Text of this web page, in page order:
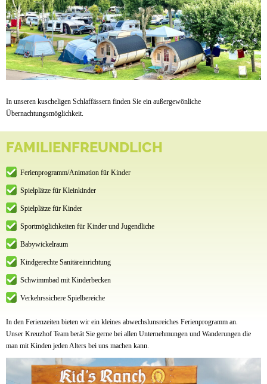
In unseren kuscheligen Schlaffässern finden Sie ein außergewönliche
Übernachtungsmöglichkeit.
FAMILIENFREUNDLICH
Ferienprogramm/Animation für Kinder
Spielplätze für Kleinkinder
Spielplätze für Kinder
Sportmöglichkeiten für Kinder und Jugendliche
Babywickelraum
Kindgerechte Sanitäreinrichtung
Schwimmbad mit Kinderbecken
Verkehrssichere Spielbereiche
In den Ferienzeiten bieten wir ein kleines abwechslunsreiches Ferienprogramm an.
Unser Kreuzhof Team berät Sie gerne bei allen Unternehmungen und Wanderungen die
man mit Kinden jeden Alters bei uns machen kann.